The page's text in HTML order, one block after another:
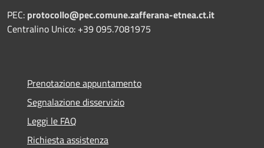
PEC: protocollo@pec.comune.zafferana-etnea.ct.it
Centralino Unico: +39 095.7081975
Prenotazione appuntamento
Segnalazione disservizio
Leggi le FAQ
Richiesta assistenza